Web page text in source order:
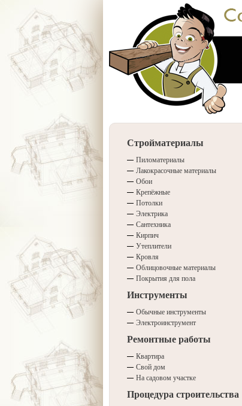
Стройматериалы
Пиломатериалы
Лакокрасочные материалы
Обои
Крепёжные
Потолки
Электрика
Сантехника
Кирпич
Утеплители
Кровля
Облицовочные материалы
Покрытия для пола
Инструменты
Обычные инструменты
Электроинструмент
Ремонтные работы
Квартира
Свой дом
На садовом участке
Процедура строительства